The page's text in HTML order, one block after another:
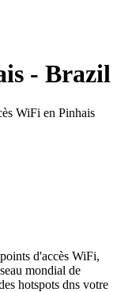
- Brazil
WiFi en Pinhais
d'accès WiFi,
mondial de
hotspots dns votre